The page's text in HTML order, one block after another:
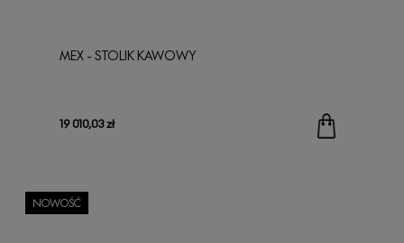
MEX - STOLIK KAWOWY
19 010,03 zł
NOWOŚĆ